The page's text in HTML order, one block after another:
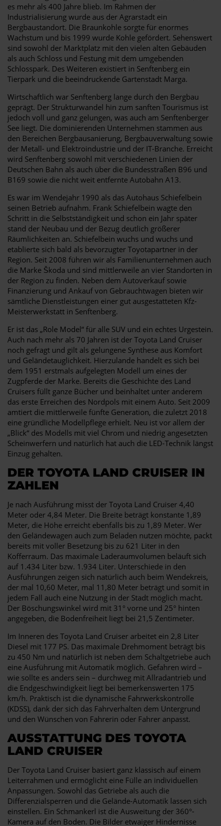
es mehr als 400 Jahre blieb. Im Rahmen der
Industrialisierung wurde aus der Agrarstadt ein
Bergbaustandort. Die Braunkohle sorgte für enormes
Wachstum und bis 1999 wurde Kohle gefördert. Sehenswert
sind sowohl der Marktplatz mit den vielen alten Gebäuden
als auch Schloss und Festung mit dem umgebenden
Schlosspark. Des Weiteren existiert in Senftenberg ein
Tierpark und die beeindruckende Gartenstadt Marga.
Wirtschaftlich war Senftenberg lange durch den Bergbau
geprägt. Der Strukturwandel hin zum sanften Tourismus ist
jedoch voll und ganz gelungen, was auch am Senftenberger
See liegt. Die dominierenden Unternehmen stammen aus
den Bereichen Bergbausanierung, Bergbauverwaltung sowie
der Metall- und Elektroindustrie und der IT-Branche. Erreicht
wird Senftenberg sowohl mit verschiedenen Linien der
Deutschen Bahn als auch über die Bundesstraßen B96 und
B169 sowie die nicht weit entfernte Autobahn A13.
Es war im Wendejahr 1990 als das Autohaus Schiefelbein
seinen Betrieb aufnahm. Frank Schiefelbein wagte den
Schritt in die Selbstständigkeit und schon ein Jahr später
stand der Neubau und der Bezug deutlich größerer
Räumlichkeiten an. Schiefelbein wuchs und wuchs und
etablierte sich bald als bevorzugter Toyotapartner in der
Region. Seit 2008 führen wir als Familienunternehmen auch
die Marke Škoda und sind mittlerweile an vier Standorten in
der Region zu finden. Neben dem Autoverkauf sowie
Finanzierung und Ankauf von Gebrauchtwagen bieten wir
sämtliche Dienstleistungen einer gut ausgestatteten Kfz-
Meisterwerkstatt in Senftenberg.
Er ist das „Role Model“ für alle SUV und ein echtes Urgestein.
Auch nach mehr als 70 Jahren ist der Toyota Land Cruiser
noch gefragt und gilt als gelungene Synthese aus Komfort
und Geländetauglichkeit. Hierzulande handelt es sich bei
dem 1951 erstmals aufgelegten Modell um eines der
Zugpferde der Marke. Bereits die Geschichte des Land
Cruisers füllt ganze Bücher und beinhaltet unter anderem
das erste Erreichen des Nordpols mit einem Auto. Seit 2009
amtiert die mittlerweile fünfte Generation, die zuletzt 2018
eine gründliche Modellpflege erhielt. Neu ist vor allem der
„Blick“ des Modells mit viel Chrom und niedrig angesetzten
Scheinwerfern und natürlich hat auch die LED-Technik längst
Einzug gehalten.
DER TOYOTA LAND CRUISER IN
ZAHLEN
Je nach Ausführung misst der Toyota Land Cruiser 4,40
Meter oder 4,84 Meter. Die Breite beträgt konstante 1,89
Meter, die Höhe erreicht ebenfalls bis zu 1,89 Meter. Wer
den Geländewagen auch zum Beladen nutzen möchte, packt
bereits mit voller Besetzung bis zu 621 Liter in den
Kofferraum. Das maximale Laderaumvolumen beläuft sich
auf 1.434 Liter bzw. 1.934 Liter. Unterschiede in den
Ausführungen zeigen sich natürlich auch beim Wendekreis,
der mal 10,60 Meter, mal 11,80 Meter beträgt und somit in
jedem Fall auch eine Nutzung in der Stadt möglich macht.
Der Böschungswinkel wird mit 31° vorne und 25° hinten
angegeben, die Bodenfreiheit liegt bei 21,5 Zentimeter.
Im Inneren des Toyota Land Cruiser arbeitet ein 2,8 Liter
Diesel mit 177 PS. Das maximale Drehmoment beträgt bis
zu 450 Nm und natürlich ist neben dem Schaltgetriebe auch
eine Ausführung mit Automatik möglich. Gefahren wird –
wie sollte es anders sein – durchweg mit Allradantrieb und
die Endgeschwindigkeit liegt bei bemerkenswerten 175
km/h. Praktisch ist die dynamische Fahrwerkskontrolle
(KDSS), dank der sich das Fahrverhalten dem Untergrund
und den Wünschen von Fahrerin oder Fahrer anpasst.
AUSSTATTUNG DES TOYOTA
LAND CRUISER
Der Toyota Land Cruiser basiert ganz klassisch auf einem
Leiterrahmen und ermöglicht eine Fülle an individuellen
Anpassungen. Sowohl das Getriebe als auch die
Differenzialsperren und die Gelände-Automatik lassen sich
einstellen. Ein Schmankerl ist die Ausweitung der 360°-
Kamera auf den Boden. Die Bilder etwaiger Hindernisse